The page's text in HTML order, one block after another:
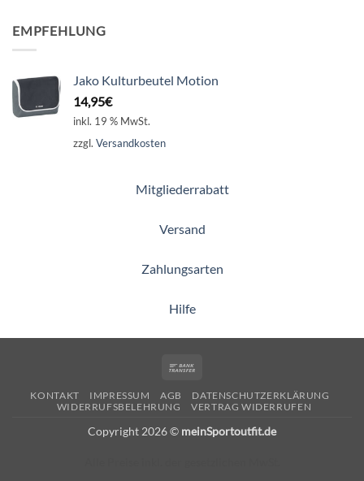
EMPFEHLUNG
Jako Kulturbeutel Motion
14,95€
inkl. 19 % MwSt.
zzgl. Versandkosten
Mitgliederrabatt
Versand
Zahlungsarten
Hilfe
KONTAKT IMPRESSUM AGB
DATENSCHUTZERKLÄRUNG
WIDERRUFSBELEHRUNG
VERTRAG WIDERRUFEN
Copyright 2026 © meinSportoutfit.de